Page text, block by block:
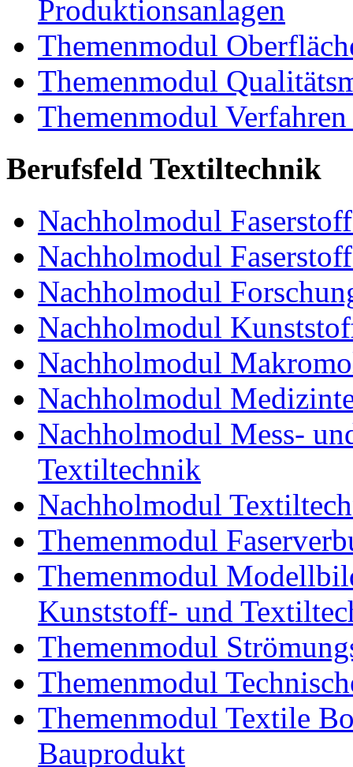
Produktionsanlagen
Themenmodul
Themenmodul
Themenmodul
Berufsfeld Textiltechnik
Nachholmodul
Nachholmodul
Nachholmodul
Nachholmodul
Nachholmodul
Nachholmodul
Nachholmodul Mess-
Textiltechnik
Nachholmodul
Themenmodul
Themenmodul
Kunststoff- und
Themenmodul
Themenmodul
Themenmodul Textile
Bauprodukt